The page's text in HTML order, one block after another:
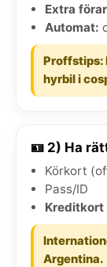
Extra
Automat:
Proffstips:
hyrbil i
🪪 2) Ha
Körkort
Pass/ID
Kreditkort
Argentina.